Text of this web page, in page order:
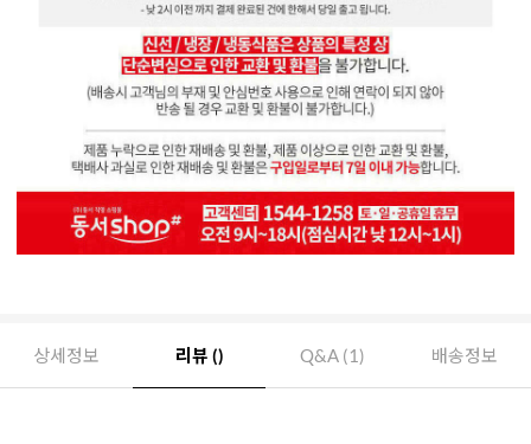
상세정보 리뷰 () Q&A (1) 배송정보